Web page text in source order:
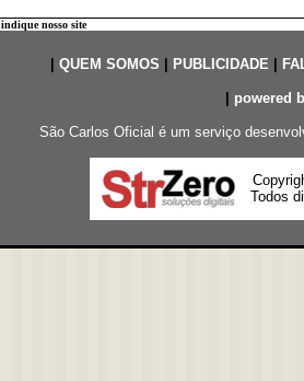
indique nosso site
QUEM SOMOS PUBLICIDADE|
powered
São Carlos Oficial é um serviço
Todos